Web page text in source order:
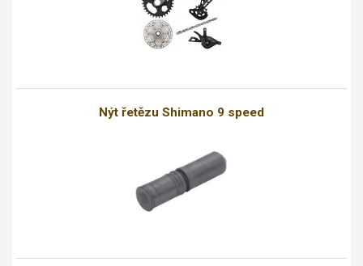
Nýt řetězu Shimano 9 speed